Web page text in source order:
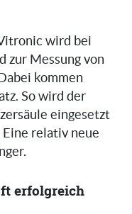
wird bei
zur Messung von
kommen
So wird der
eingesetzt
Eine relativ neue
erfolgreich